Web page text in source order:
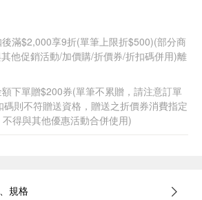
滿$2,000享9折(單筆上限折$500)(部分商
他促銷活動/加價購/折價券/折扣碼併用)離
下單贈$200券(單筆不累贈，請注意訂單
則不符贈送資格，贈送之折價券消費指定
得與其他優惠活動合併使用)
規格